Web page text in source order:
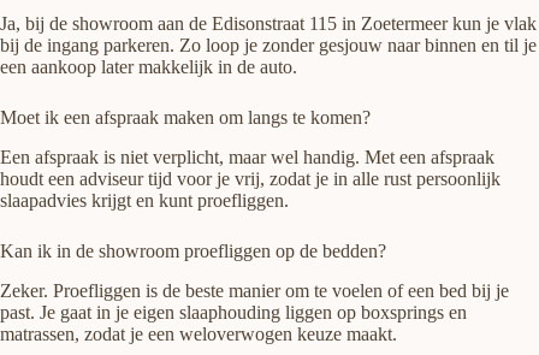
Ja, bij de showroom aan de Edisonstraat 115 in Zoetermeer kun je vlak
bij de ingang parkeren. Zo loop je zonder gesjouw naar binnen en til je
een aankoop later makkelijk in de auto.
Moet ik een afspraak maken om langs te komen?
Een afspraak is niet verplicht, maar wel handig. Met een afspraak
houdt een adviseur tijd voor je vrij, zodat je in alle rust persoonlijk
slaapadvies krijgt en kunt proefliggen.
Kan ik in de showroom proefliggen op de bedden?
Zeker. Proefliggen is de beste manier om te voelen of een bed bij je
past. Je gaat in je eigen slaaphouding liggen op boxsprings en
matrassen, zodat je een weloverwogen keuze maakt.